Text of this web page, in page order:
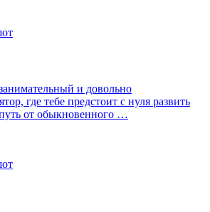
и довольно
где тебе предстоит с нуля развить
от обыкновенного …